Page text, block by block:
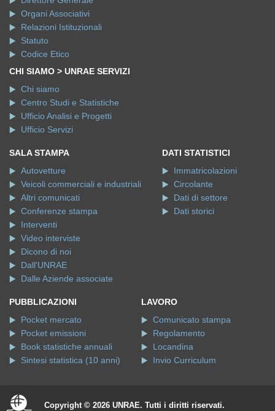
Organi Associativi
Relazioni Istituzionali
Statuto
Codice Etico
CHI SIAMO > UNRAE SERVIZI
Chi siamo
Centro Studi e Statistiche
Ufficio Analisi e Progetti
Ufficio Servizi
SALA STAMPA
Autovetture
Veicoli commerciali e industriali
Altri comunicati
Conferenze stampa
Interventi
Video interviste
Dicono di noi
Dall'UNRAE
Dalle Aziende associate
DATI STATISTICI
Immatricolazioni
Circolante
Dati di settore
Dati storici
PUBBLICAZIONI
Pocket mercato
Pocket emissioni
Book statistiche annuali
Sintesi statistica (10 anni)
LAVORO
Comunicato stampa
Regolamento
Locandina
Invio Curriculum
Copyright © 2026 UNRAE. Tutti i diritti riservati.